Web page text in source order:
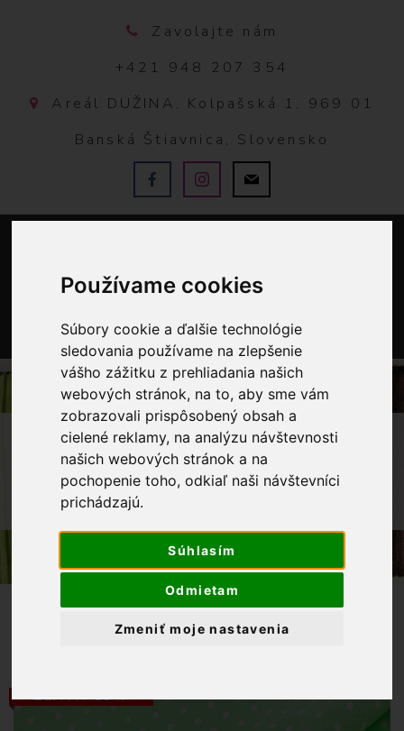
Používame cookies
Súbory cookie a ďalšie technológie
sledovania používame na zlepšenie
vášho zážitku z prehliadania našich
webových stránok, na to, aby sme vám
zobrazovali prispôsobený obsah a
cielené reklamy, na analýzu návštevnosti
našich webových stránok a na
pochopenie toho, odkiaľ naši návštevníci
prichádzajú.
Súhlasím
Odmietam
Zmeniť moje nastavenia
Zavolajte nám
+421 948 207 354
Areál DUŽINA, Kolpašská 1, 969 01
Banská Štiavnica, Slovensko
OBCHOD LÁTKY METRÁŽ
BAVLNENÉ LÁTKY
BAVLNENÁ LÁTKA BIELE BODKY 4MM
NA BLEDOZELENOM PODKLADE
ZĽAVA 13%